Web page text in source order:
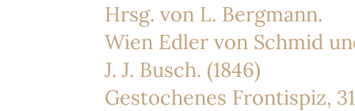
Hrsg. von L. Bergmann.
Wien Edler von Schmid
J. J. Busch. (1846)
Gestochenes Frontispiz,